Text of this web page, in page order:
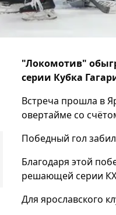
"Локомотив"
серии Кубка
Встреча прошла в
овертайме со
Победный гол
Благодаря этой
решающей серии
Для ярославского